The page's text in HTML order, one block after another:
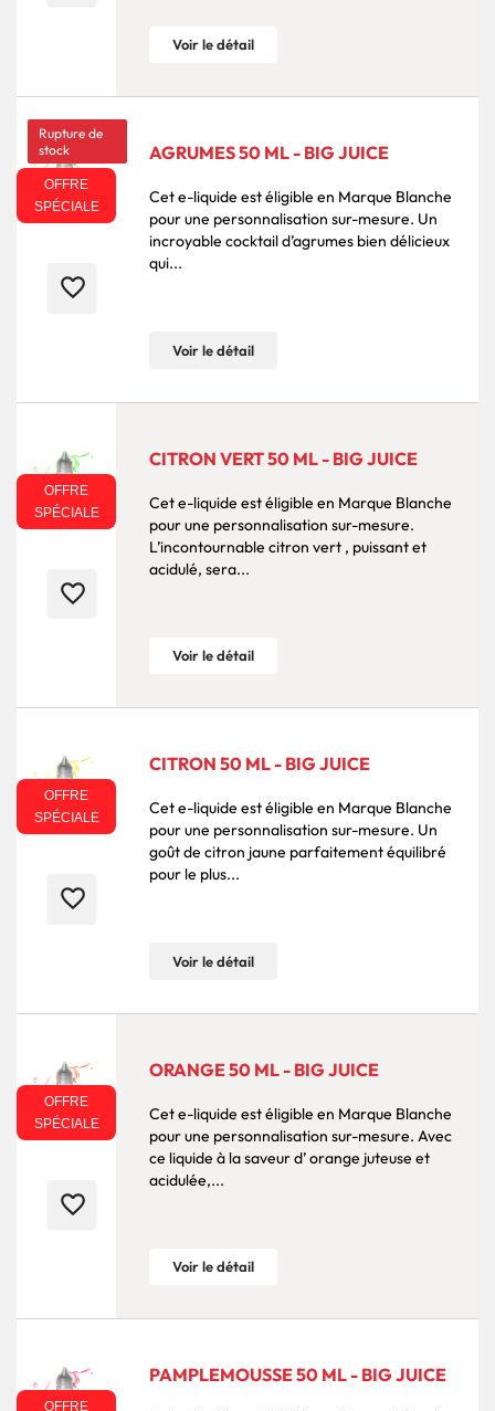
Voir le détail
OFFRE
SPÉCIALE
Rupture de
stock
favorite_border
AGRUMES 50 ML - BIG JUICE
Cet e-liquide est éligible en Marque Blanche
pour une personnalisation sur-mesure. Un
incroyable cocktail d’agrumes bien délicieux
qui...
Voir le détail
OFFRE
SPÉCIALE
favorite_border
CITRON VERT 50 ML - BIG JUICE
Cet e-liquide est éligible en Marque Blanche
pour une personnalisation sur-mesure.
L’incontournable citron vert , puissant et
acidulé, sera...
Voir le détail
OFFRE
SPÉCIALE
favorite_border
CITRON 50 ML - BIG JUICE
Cet e-liquide est éligible en Marque Blanche
pour une personnalisation sur-mesure. Un
goût de citron jaune parfaitement équilibré
pour le plus...
Voir le détail
OFFRE
SPÉCIALE
favorite_border
ORANGE 50 ML - BIG JUICE
Cet e-liquide est éligible en Marque Blanche
pour une personnalisation sur-mesure. Avec
ce liquide à la saveur d’ orange juteuse et
acidulée,...
Voir le détail
OFFRE
PAMPLEMOUSSE 50 ML - BIG JUICE